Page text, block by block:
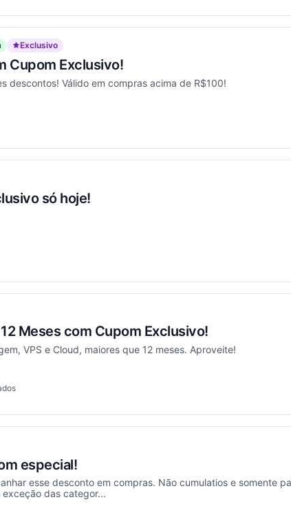
Exclusivo
Cupom Exclusivo!
descontos! Válido em compras acima de R$100!
só hoje!
Meses com Cupom Exclusivo!
VPS e Cloud, maiores que 12 meses. Aproveite!
especial!
esse desconto em compras. Não cumulatios e somente
das categor...